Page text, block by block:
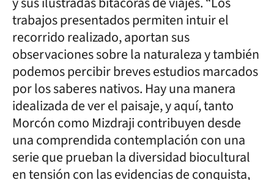
trabajos presentados permiten intuir el
recorrido realizado, aportan sus
observaciones sobre la naturaleza y también
podemos percibir breves estudios marcados
por los saberes nativos. Hay una manera
idealizada de ver el paisaje, y aquí, tanto
Morcón como Mizdraji contribuyen desde
una comprendida contemplación con una
serie que prueban la diversidad biocultural
en tensión con las evidencias de conquista,